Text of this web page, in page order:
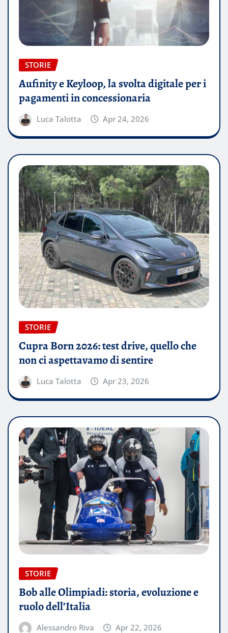
STORIE
Aufinity e Keyloop, la svolta digitale per i
pagamenti in concessionaria
Luca Talotta Apr 24, 2026
STORIE
Cupra Born 2026: test drive, quello che
non ci aspettavamo di sentire
Luca Talotta Apr 23, 2026
STORIE
Bob alle Olimpiadi: storia, evoluzione e
ruolo dell’Italia
Alessandro Riva Apr 22, 2026